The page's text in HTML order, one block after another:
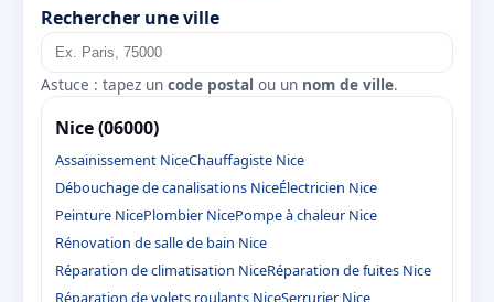
Rechercher une ville
Astuce : tapez un code postal ou un nom de ville.
Nice (06000)
Assainissement NiceChauffagiste Nice
Débouchage de canalisations NiceÉlectricien Nice
Peinture NicePlombier NicePompe à chaleur Nice
Rénovation de salle de bain Nice
Réparation de climatisation NiceRéparation de fuites Nice
Réparation de volets roulants NiceSerrurier Nice